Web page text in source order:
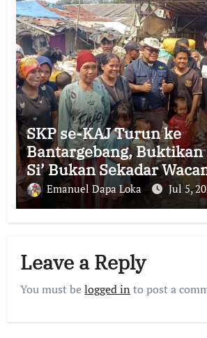
SKP se-KAJ Turun ke
Bantargebang, Buktikan
Si’ Bukan Sekadar
Emanuel Dapa Loka Jul 5,
Leave a Reply
You must belogged in to post a